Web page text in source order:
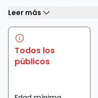
Leer más
Todos los
públicos